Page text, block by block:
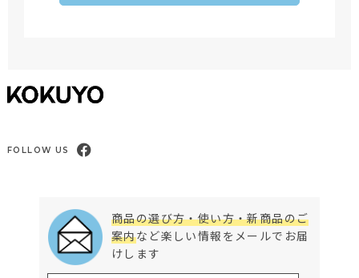
FOLLOW US
商品の選び方・使い方・新商品のご
案内など楽しい情報をメールでお届
けします